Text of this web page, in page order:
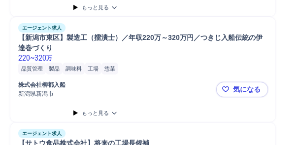
もっと見る
エージェント求人
【新潟市東区】製造工（擂潰士）／年収220万～320万円／つきじ入船伝統の伊
達巻づくり
220~320万
品質管理 製品 調味料 工場 惣菜
株式会社柳都入船
新潟県新潟市
【新潟市東区】
気になる
もっと見る
エージェント求人
【サトウ食品株式会社】将来の工場長候補